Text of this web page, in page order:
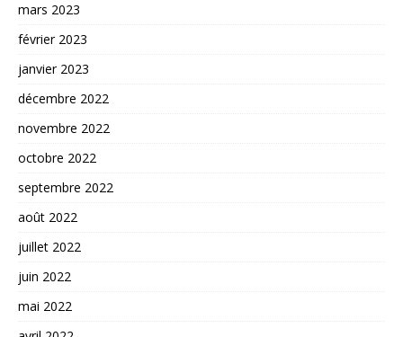
mars 2023
février 2023
janvier 2023
décembre 2022
novembre 2022
octobre 2022
septembre 2022
août 2022
juillet 2022
juin 2022
mai 2022